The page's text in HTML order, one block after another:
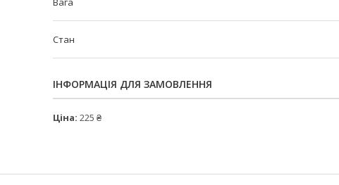
Стан
ІНФОРМАЦІЯ ДЛЯ ЗАМОВЛЕННЯ
Ціна: 225 ₴